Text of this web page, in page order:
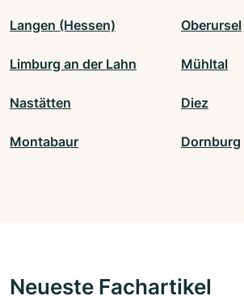
Langen (Hessen) Oberursel
Limburg an der Lahn Mühltal
Nastätten Diez
Montabaur Dornburg
Neueste Fachartikel